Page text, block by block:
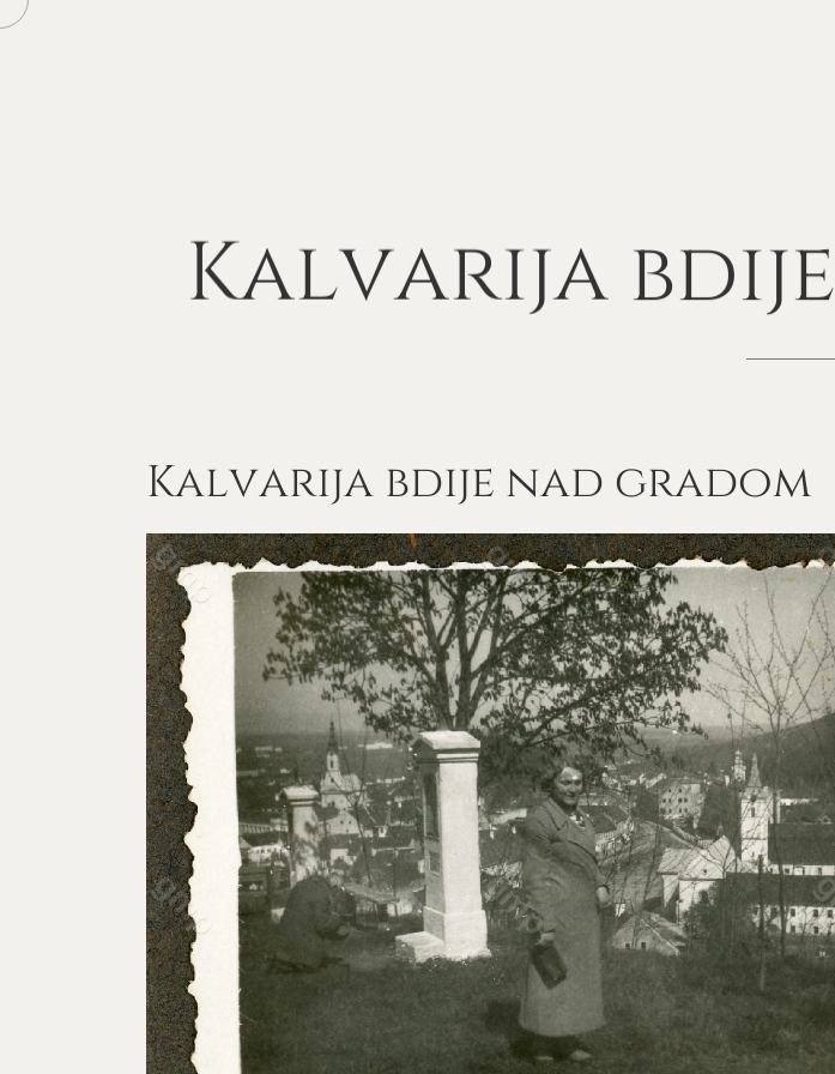
Kalvarija bdije
Kalvarija bdije nad gradom